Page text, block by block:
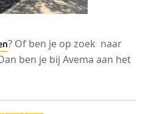
? Of ben je op zoek naar
ben je bij Avema aan het